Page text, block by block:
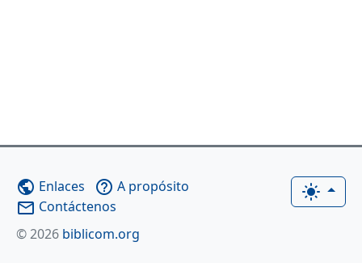
light_mode
public Enlaces help_outline A propósito
mail_outline Contáctenos
© 2026 biblicom.org